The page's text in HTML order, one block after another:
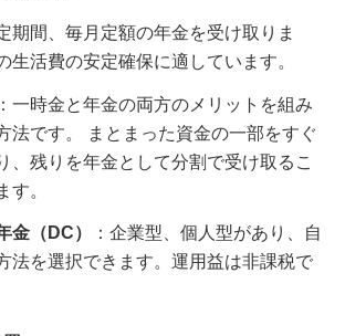
期間、毎月定額の年金を受け取りま
生活費の安定確保に適しています。
：一時金と年金の両方のメリットを組み
法です。 まとまった資金の一部をすぐ
、残りを年金として分割で受け取るこ
す。
金（DC）
：企業型、個人型があり、自
法を選択できます。運用益は非課税で